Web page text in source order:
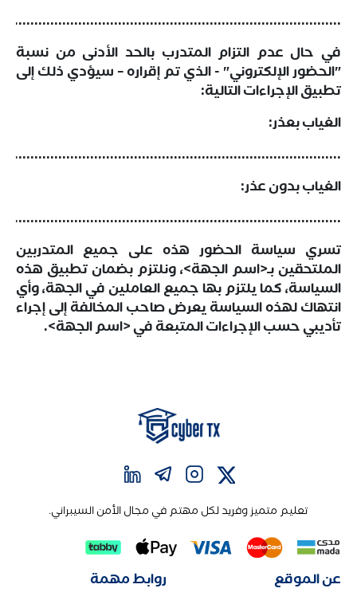
في حال عدم التزام المتدرب بالحد الأدنى من نسبة
"الحضور الإلكتروني" - الذي تم إقراره – سيؤدي ذلك إلى
تطبيق الإجراءات التالية:
الغياب بعذر:
الغياب بدون عذر:
تسري سياسة الحضور هذه على جميع المتدربين
الملتحقين بـ<اسم الجهة>، ونلتزم بضمان تطبيق هذه
السياسة، كما يلتزم بها جميع العاملين في الجهة، وأي
انتهاك لهذه السياسة يعرض صاحب المخالفة إلى إجراء
تأديبي حسب الإجراءات المتبعة في <اسم الجهة>.
تعليم متميز وفريد لكل مهتم في مجال الأمن السيبراني.
عن الموقع روابط مهمة